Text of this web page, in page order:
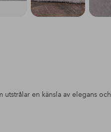
en känsla av elegans och